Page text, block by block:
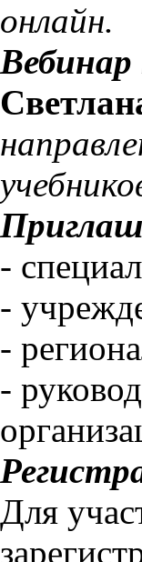
онлайн.
-
-
-
-
Для